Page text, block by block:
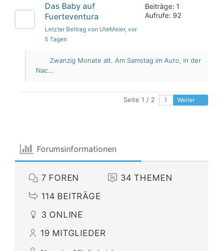
Das Baby auf
Fuerteventura
Letzter Beitrag von UteMeier, vor
5 Tagen
Beiträge: 1
Aufrufe: 92
Zwanzig Monate alt. Am Samstag im Auto, in der
Nac...
Seite 1 / 2 Weiter
Forumsinformationen
7 FOREN 34 THEMEN
114 BEITRÄGE
3 ONLINE
19 MITGLIEDER